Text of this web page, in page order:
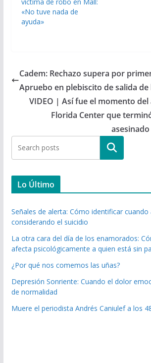
«No tuve nada de
ayuda»
Cadem: Rechazo supera por
Apruebo en plebiscito de salida de
VIDEO | Así fue el momento
Florida Center que
Buscar
Lo Último
Señales de alerta: Cómo identificar cuando
considerando el suicidio
La otra cara del día de los enamorados:
afecta psicológicamente a quien está sin
¿Por qué nos comemos las uñas?
Depresión Sonriente: Cuando el dolor
de normalidad
Muere el periodista Andrés Caniulef a los